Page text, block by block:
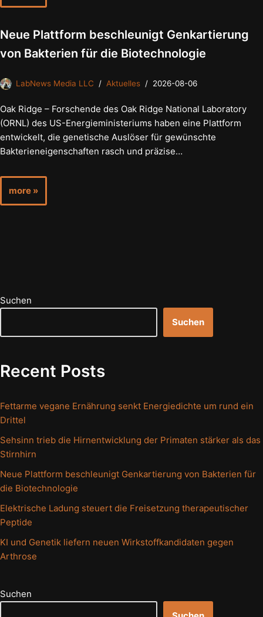
Neue Plattform beschleunigt Genkartierung
von Bakterien für die Biotechnologie
LabNews Media LLC Aktuelles 2026-08-06
Oak Ridge – Forschende des Oak Ridge National Laboratory
(ORNL) des US-Energieministeriums haben eine Plattform
entwickelt, die genetische Auslöser für gewünschte
Bakterieneigenschaften rasch und präzise…
more »
Suchen
Suchen
Recent Posts
Fettarme vegane Ernährung senkt Energiedichte um rund ein
Drittel
Sehsinn trieb die Hirnentwicklung der Primaten stärker als das
Stirnhirn
Neue Plattform beschleunigt Genkartierung von Bakterien für
die Biotechnologie
Elektrische Ladung steuert die Freisetzung therapeutischer
Peptide
KI und Genetik liefern neuen Wirkstoffkandidaten gegen
Arthrose
Suchen